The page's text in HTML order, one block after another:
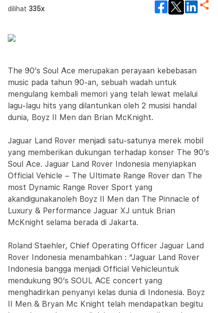
dilihat 335x
The 90’s Soul Ace merupakan perayaan kebebasan
music pada tahun 90-an, sebuah wadah untuk
mengulang kembali memori yang telah lewat melalui
lagu-lagu hits yang dilantunkan oleh 2 musisi handal
dunia, Boyz II Men dan Brian McKnight.
Jaguar Land Rover menjadi satu-satunya merek mobil
yang memberikan dukungan terhadap konser The 90’s
Soul Ace. Jaguar Land Rover Indonesia menyiapkan
Official Vehicle – The Ultimate Range Rover dan The
most Dynamic Range Rover Sport yang
akandigunakanoleh Boyz II Men dan The Pinnacle of
Luxury & Performance Jaguar XJ untuk Brian
McKnight selama berada di Jakarta.
Roland Staehler, Chief Operating Officer Jaguar Land
Rover Indonesia menambahkan : “Jaguar Land Rover
Indonesia bangga menjadi Official Vehicleuntuk
mendukung 90’s SOUL ACE concert yang
menghadirkan penyanyi kelas dunia di Indonesia. Boyz
II Men & Bryan Mc Knight telah mendapatkan begitu